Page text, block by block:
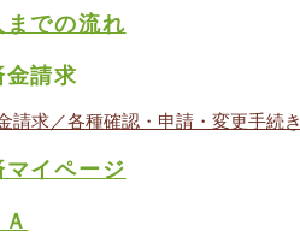
までの流れ
金請求
請求／各種確認・申請・変更手続き
マイページ